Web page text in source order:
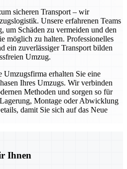
sicheren Transport – wir
Unsere erfahrenen Teams
um Schäden zu vermeiden und den
möglich zu halten. Professionelles
ein zuverlässiger Transport bilden
Umzug.
Umzugsfirma erhalten Sie eine
Ihres Umzugs. Wir verbinden
Methoden und sorgen so für
Montage oder Abwicklung
damit Sie sich auf das Neue
Ihnen